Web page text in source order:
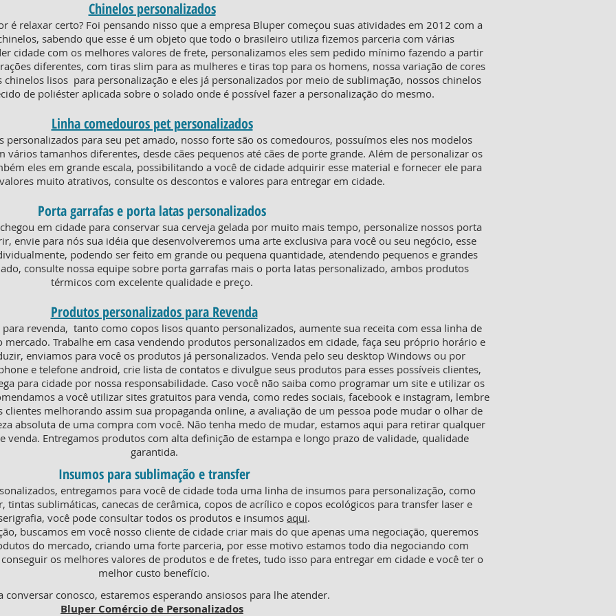
Chinelos personalizados
é relaxar certo? Foi pensando nisso que a empresa Bluper começou suas atividades em 2012 com a
sabendo que esse é um objeto que todo o brasileiro utiliza fizemos parceria com várias
cidade com os melhores valores de frete, personalizamos eles sem pedido mínimo fazendo a partir
diferentes, com tiras slim para as mulheres e tiras top para os homens, nossa variação de cores
lisos para personalização e eles já personalizados por meio de sublimação, nossos chinelos
de poliéster aplicada sobre o solado onde é possível fazer a personalização do mesmo.
Linha comedouros pet personalizados
personalizados para seu pet amado, nosso forte são os comedouros, possuímos eles nos modelos
tamanhos diferentes, desde cães pequenos até cães de porte grande. Além de personalizar os
eles em grande escala, possibilitando a você de cidade adquirir esse material e fornecer ele para
muito atrativos, consulte os descontos e valores para entregar em cidade.
Porta garrafas e porta latas personalizados
em cidade para conservar sua cerveja gelada por muito mais tempo, personalize nossos porta
envie para nós sua idéia que desenvolveremos uma arte exclusiva para você ou seu negócio, esse
podendo ser feito em grande ou pequena quantidade, atendendo pequenos e grandes
consulte nossa equipe sobre porta garrafas mais o porta latas personalizado, ambos produtos
térmicos com excelente qualidade e preço.
Produtos personalizados para Revenda
revenda, tanto como copos lisos quanto personalizados, aumente sua receita com essa linha de
Trabalhe em casa vendendo produtos personalizados em cidade, faça seu próprio horário e
enviamos para você os produtos já personalizados. Venda pelo seu desktop Windows ou por
e telefone android, crie lista de contatos e divulgue seus produtos para esses possíveis clientes,
para cidade por nossa responsabilidade. Caso você não saiba como programar um site e utilizar os
a você utilizar sites gratuitos para venda, como redes sociais, facebook e instagram, lembre
clientes melhorando assim sua propaganda online, a avaliação de um pessoa pode mudar o olhar de
absoluta de uma compra com você. Não tenha medo de mudar, estamos aqui para retirar qualquer
venda. Entregamos produtos com alta definição de estampa e longo prazo de validade, qualidade
garantida.
Insumos para sublimação e transfer
entregamos para você de cidade toda uma linha de insumos para personalização, como
tintas sublimáticas, canecas de cerâmica, copos de acrílico e copos ecológicos para transfer laser e
você pode consultar todos os produtos e insumos aqui.
buscamos em você nosso cliente de cidade criar mais do que apenas uma negociação, queremos
do mercado, criando uma forte parceria, por esse motivo estamos todo dia negociando com
os melhores valores de produtos e de fretes, tudo isso para entregar em cidade e você ter o
melhor custo benefício.
conversar conosco, estaremos esperando ansiosos para lhe atender.
Bluper Comércio de Personalizados